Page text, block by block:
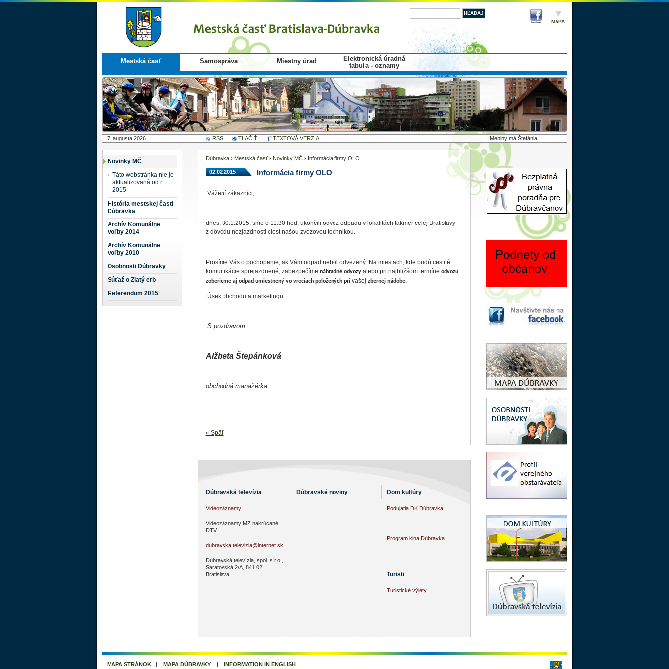
MAPA
Mestská časť Samospráva Miestny úrad
Elektronická úradná
tabuľa - oznamy
7. augusta 2026 RSS TLAČIŤ TEXTOVÁ VERZIA Meniny má Štefánia
Novinky MČ
Táto webstránka nie je
aktualizovaná od r.
2015
História mestskej časti
Dúbravka
Archív Komunálne
voľby 2014
Archív Komunálne
voľby 2010
Osobnosti Dúbravky
Súťaž o Zlatý erb
Referendum 2015
Dúbravka› Mestská časť› Novinky MČ› Informácia firmy OLO
02.02.2015 Informácia firmy OLO
Vážení zákazníci,
dnes, 30.1.2015, sme o 11.30 hod. ukončili odvoz odpadu v lokalitách takmer celej Bratislavy
z dôvodu nezjazdnosti ciest našou zvozovou technikou.
Prosíme Vás o pochopenie, ak Vám odpad nebol odvezený. Na miestach, kde budú cestné
komunikácie sprejazdnené, zabezpečíme náhradné odvozyalebo pri najbližšom termíne odvozu
zoberieme aj odpad umiestnený vo vreciach položených privašej zbernej nádobe.
Úsek obchodu a marketingu.
S pozdravom
Alžbeta Štepánková
obchodná manažérka
« Späť
Dúbravská televízia
Videozáznamy
Videozáznamy MZ nakrúcané
DTV.
dubravska.televizia@internet.sk
Dúbravská televízia, spol. s r.o.,
Saratovská 2/A, 841 02
Bratislava
Dúbravské noviny Dom kultúry
Podujatia DK Dúbravka
Program kina Dúbravka
Turisti
Turistické výlety
MAPA STRÁNOK| MAPA DÚBRAVKY| INFORMATION IN ENGLISH